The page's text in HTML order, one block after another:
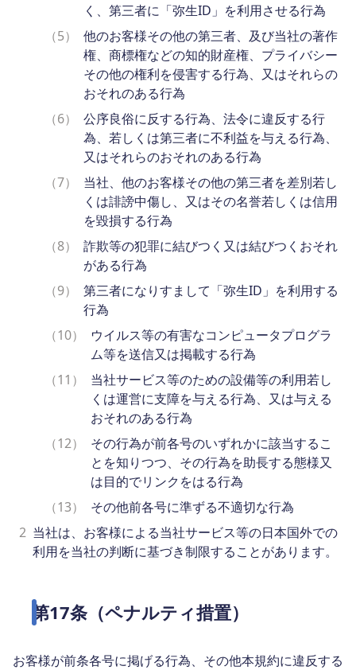
く、第三者に「弥生ID」を利用させる行為
（5）
他のお客様その他の第三者、及び当社の著作
権、商標権などの知的財産権、プライバシー
その他の権利を侵害する行為、又はそれらの
おそれのある行為
（6）
公序良俗に反する行為、法令に違反する行
為、若しくは第三者に不利益を与える行為、
又はそれらのおそれのある行為
（7）
当社、他のお客様その他の第三者を差別若し
くは誹謗中傷し、又はその名誉若しくは信用
を毀損する行為
（8）
詐欺等の犯罪に結びつく又は結びつくおそれ
がある行為
（9）
第三者になりすまして「弥生ID」を利用する
行為
（10）
ウイルス等の有害なコンピュータプログラ
ム等を送信又は掲載する行為
（11）
当社サービス等のための設備等の利用若し
くは運営に支障を与える行為、又は与える
おそれのある行為
（12）
その行為が前各号のいずれかに該当するこ
とを知りつつ、その行為を助長する態様又
は目的でリンクをはる行為
（13）
その他前各号に準ずる不適切な行為
2 当社は、お客様による当社サービス等の日本国外での
利用を当社の判断に基づき制限することがあります。
第17条（ペナルティ措置）
お客様が前条各号に掲げる行為、その他本規約に違反する